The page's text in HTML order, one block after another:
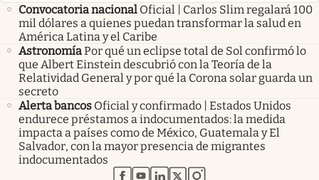
Convocatoria nacional Oficial | Carlos Slim regalará 100
mil dólares a quienes puedan transformar la salud en
América Latina y el Caribe
AstronomíaPor qué un eclipse total de Sol confirmó lo
que Albert Einstein descubrió con la Teoría de la
Relatividad General y por qué la Corona solar guarda un
secreto
Alerta bancos Oficial y confirmado | Estados Unidos
endurece préstamos a indocumentados: la medida
impacta a países como de México, Guatemala y El
Salvador, con la mayor presencia de migrantes
indocumentados
abre en nueva pestaña
abre en nueva pestaña
abre en nueva pestaña
abre en nueva pestaña
abre en nueva pestaña